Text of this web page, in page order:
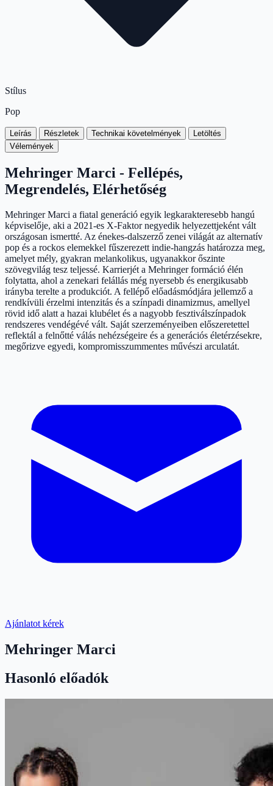
Stílus
Pop
Leírás Részletek Technikai követelmények
Letöltés
Vélemények
Mehringer Marci - Fellépés,
Megrendelés, Elérhetőség
Mehringer Marci a fiatal generáció egyik legkarakteresebb hangú
képviselője, aki a 2021-es X-Faktor negyedik helyezettjeként vált
országosan ismertté. Az énekes-dalszerző zenei világát az alternatív
pop és a rockos elemekkel fűszerezett indie-hangzás határozza meg,
amelyet mély, gyakran melankolikus, ugyanakkor őszinte
szövegvilág tesz teljessé. Karrierjét a Mehringer formáció élén
folytatta, ahol a zenekari felállás még nyersebb és energikusabb
irányba terelte a produkciót. A fellépő előadásmódjára jellemző a
rendkívüli érzelmi intenzitás és a színpadi dinamizmus, amellyel
rövid idő alatt a hazai klubélet és a nagyobb fesztiválszínpadok
rendszeres vendégévé vált. Saját szerzeményeiben előszeretettel
reflektál a felnőtté válás nehézségeire és a generációs életérzésekre,
megőrizve egyedi, kompromisszummentes művészi arculatát.
Ajánlatot kérek
Mehringer Marci
Hasonló előadók